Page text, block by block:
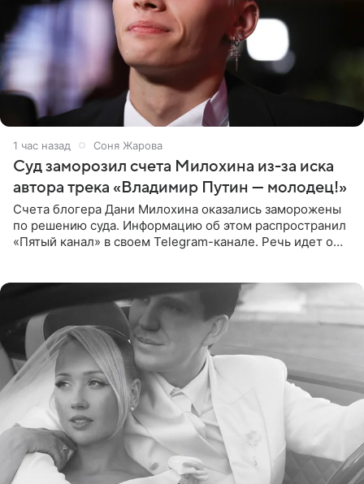
1 час назад Соня Жарова
Суд заморозил счета Милохина из-за иска
автора трека «Владимир Путин — молодец!»
Счета блогера Дани Милохина оказались заморожены
по решению суда. Информацию об этом распространил
«Пятый канал» в своем Telegram-канале. Речь идет о